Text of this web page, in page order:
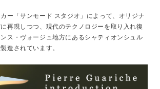
ー「サンモード スタジオ」によって、オリジナ
再現しつつ、現代のテクノロジーを取り入れ復
ス・ヴォージュ地方にあるシャティオンシュル
造されています。